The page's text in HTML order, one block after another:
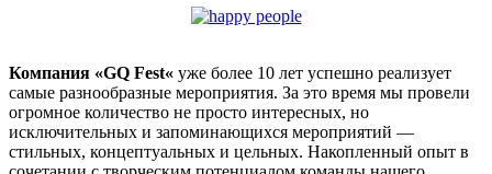
Компания «GQ Fest« уже более 10 лет успешно реализует
самые разнообразные мероприятия. За это время мы провели
огромное количество не просто интересных, но
исключительных и запоминающихся мероприятий —
стильных, концептуальных и цельных. Накопленный опыт в